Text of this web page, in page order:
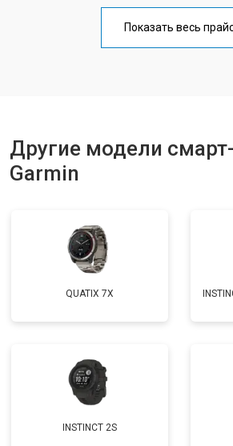
Показать весь
Другие модели
Garmin
QUATIX 7X
INSTINCT 2S